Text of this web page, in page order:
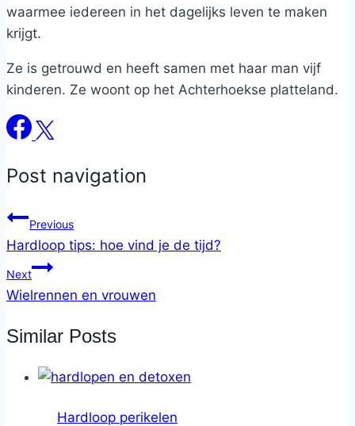
waarmee iedereen in het dagelijks leven te maken
krijgt.
Ze is getrouwd en heeft samen met haar man vijf
kinderen. Ze woont op het Achterhoekse platteland.
Post navigation
Previous
Hardloop tips: hoe vind je de tijd?
Next
Wielrennen en vrouwen
Similar Posts
Hardloop perikelen